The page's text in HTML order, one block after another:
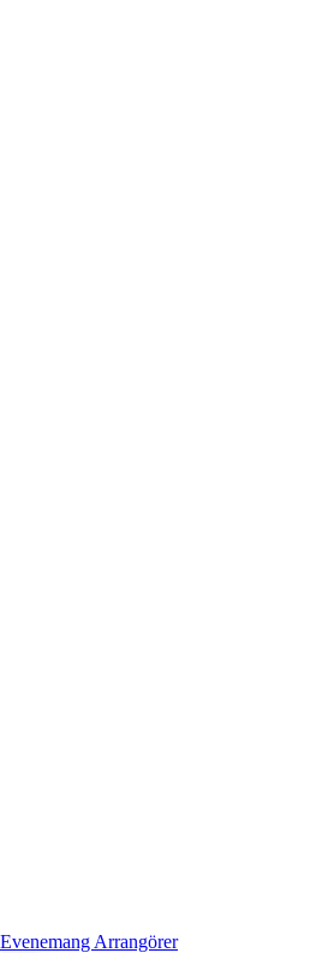
Evenemang Arrangörer